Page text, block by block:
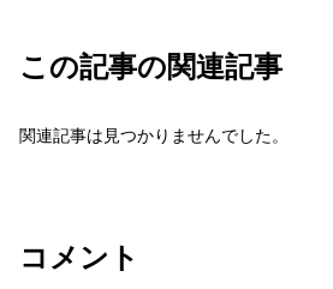
この記事の関連記事
関連記事は見つかりませんでした。
コメント